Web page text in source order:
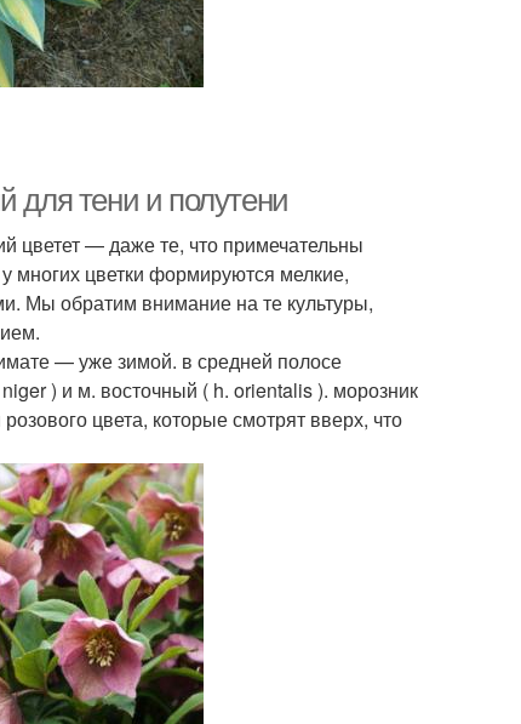
для тени и полутени
цветет — даже те, что примечательны
многих цветки формируются мелкие,
Мы обратим внимание на те культуры,
— уже зимой. в средней полосе
) и м. восточный ( h. orientalis ). морозник
цвета, которые смотрят вверх, что